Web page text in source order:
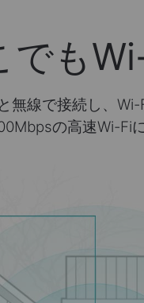
でも
無線で接続し、
の高速Wi-Fi